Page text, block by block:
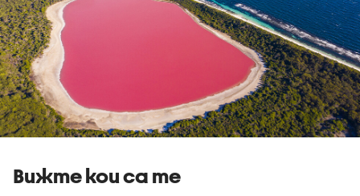
Вижте кои са те